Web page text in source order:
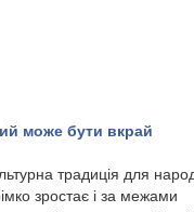
може бути вкрай
традиція для
зростає і за межами